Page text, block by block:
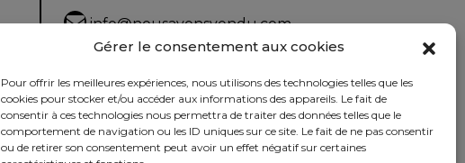
Gérer le consentement aux cookies
Pour offrir les meilleures expériences, nous utilisons des technologies telles que les
cookies pour stocker et/ou accéder aux informations des appareils. Le fait de
consentir à ces technologies nous permettra de traiter des données telles que le
comportement de navigation ou les ID uniques sur ce site. Le fait de ne pas consentir
ou de retirer son consentement peut avoir un effet négatif sur certaines
info@nousavonsvendu.com
450 229-2992
50 rue morin, Sainte-Adèle,
Québec J8B 2P7